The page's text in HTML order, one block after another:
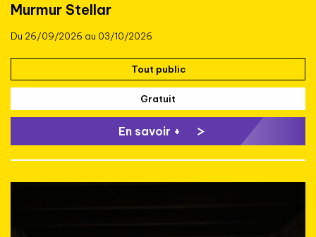
Murmur Stellar
Du 26/09/2026 au 03/10/2026
Tout public
Gratuit
En savoir +